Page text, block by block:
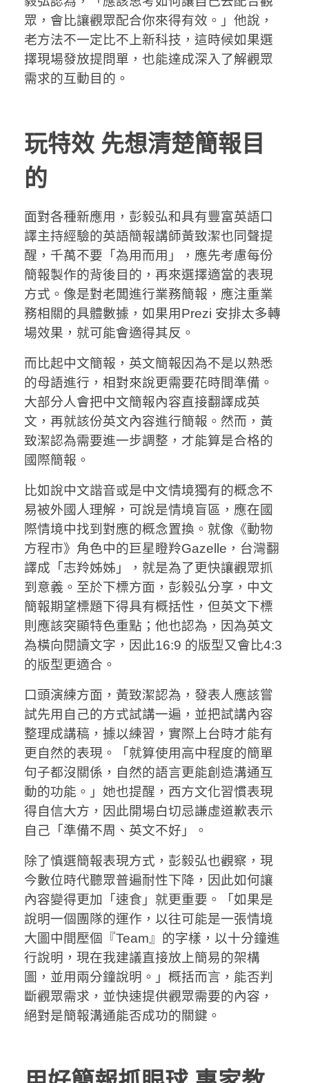
眾，會比讓觀眾配合你來得有效。」他說，
老方法不一定比不上新科技，這時候如果選
擇現場發放提問單，也能達成深入了解觀眾
需求的互動目的。
玩特效 先想清楚簡報目
的
面對各種新應用，彭毅弘和具有豐富英語口
譯主持經驗的英語簡報講師黃致潔也同聲提
醒，千萬不要「為用而用」，應先考慮每份
簡報製作的背後目的，再來選擇適當的表現
方式。像是對老闆進行業務簡報，應注重業
務相關的具體數據，如果用Prezi 安排太多轉
場效果，就可能會適得其反。
而比起中文簡報，英文簡報因為不是以熟悉
的母語進行，相對來說更需要花時間準備。
大部分人會把中文簡報內容直接翻譯成英
文，再就該份英文內容進行簡報。然而，黃
致潔認為需要進一步調整，才能算是合格的
國際簡報。
比如說中文諧音或是中文情境獨有的概念不
易被外國人理解，可說是情境盲區，應在國
際情境中找到對應的概念置換。就像《動物
方程市》角色中的巨星瞪羚Gazelle，台灣翻
譯成「志羚姊姊」，就是為了更快讓觀眾抓
到意義。至於下標方面，彭毅弘分享，中文
簡報期望標題下得具有概括性，但英文下標
則應該突顯特色重點；他也認為，因為英文
為橫向閱讀文字，因此16:9 的版型又會比4:3
的版型更適合。
口頭演練方面，黃致潔認為，發表人應該嘗
試先用自己的方式試講一遍，並把試講內容
整理成講稿，據以練習，實際上台時才能有
更自然的表現。「就算使用高中程度的簡單
句子都沒關係，自然的語言更能創造溝通互
動的功能。」她也提醒，西方文化習慣表現
得自信大方，因此開場白切忌謙虛道歉表示
自己「準備不周、英文不好」。
除了慎選簡報表現方式，彭毅弘也觀察，現
今數位時代聽眾普遍耐性下降，因此如何讓
內容變得更加「速食」就更重要。「如果是
說明一個團隊的運作，以往可能是一張情境
大圖中間壓個『Team』的字樣，以十分鐘進
行說明，現在我建議直接放上簡易的架構
圖，並用兩分鐘說明。」概括而言，能否判
斷觀眾需求，並快速提供觀眾需要的內容，
絕對是簡報溝通能否成功的關鍵。